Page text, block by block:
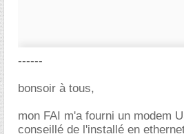
------
bonsoir à tous,
mon FAI m'a fourni un modem
conseillé de l'installé en